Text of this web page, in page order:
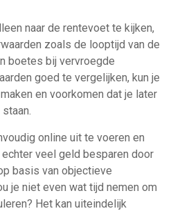
naar de rentevoet te kijken,
zoals de looptijd van de
boetes bij vervroegde
goed te vergelijken, kun je
en voorkomen dat je later
online uit te voeren en
veel geld besparen door
basis van objectieve
je niet even wat tijd nemen om
Het kan uiteindelijk